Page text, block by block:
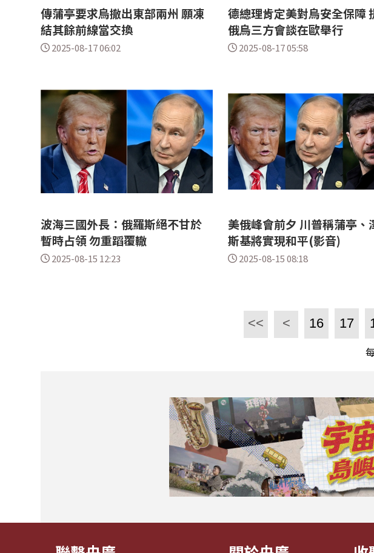
傳蒲亭要求烏撤出東部兩州 願凍
結其餘前線當交換
2025-08-17 06:02
德總理肯定美對烏安全保障
俄烏三方會談在歐舉行
2025-08-17 05:58
波海三國外長：俄羅斯絕不甘於
暫時占領 勿重蹈覆轍
2025-08-15 12:23
美俄峰會前夕 川普稱蒲亭、
斯基將實現和平(影音)
2025-08-15 08:18
<< < 16 17